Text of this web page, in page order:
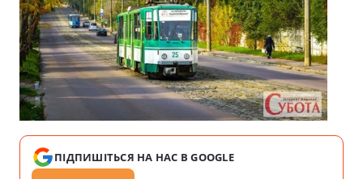
ПІДПИШІТЬСЯ НА НАС В GOOGLE